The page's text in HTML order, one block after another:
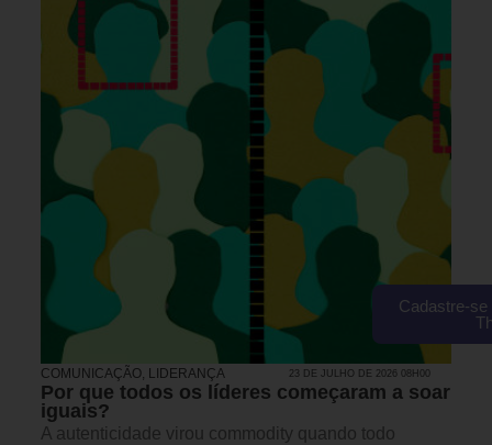
COMUNICAÇÃO, LIDERANÇA 23 DE JULHO DE 2026 08H00
Por que todos os líderes começaram a soar
iguais?
A autenticidade virou commodity quando todo
Cadastre-